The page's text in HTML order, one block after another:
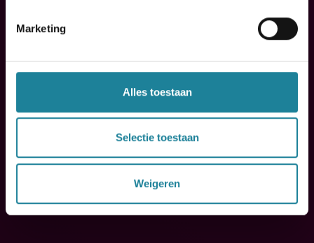
Marketing
Alles toestaan
Selectie toestaan
Weigeren
Preferred language